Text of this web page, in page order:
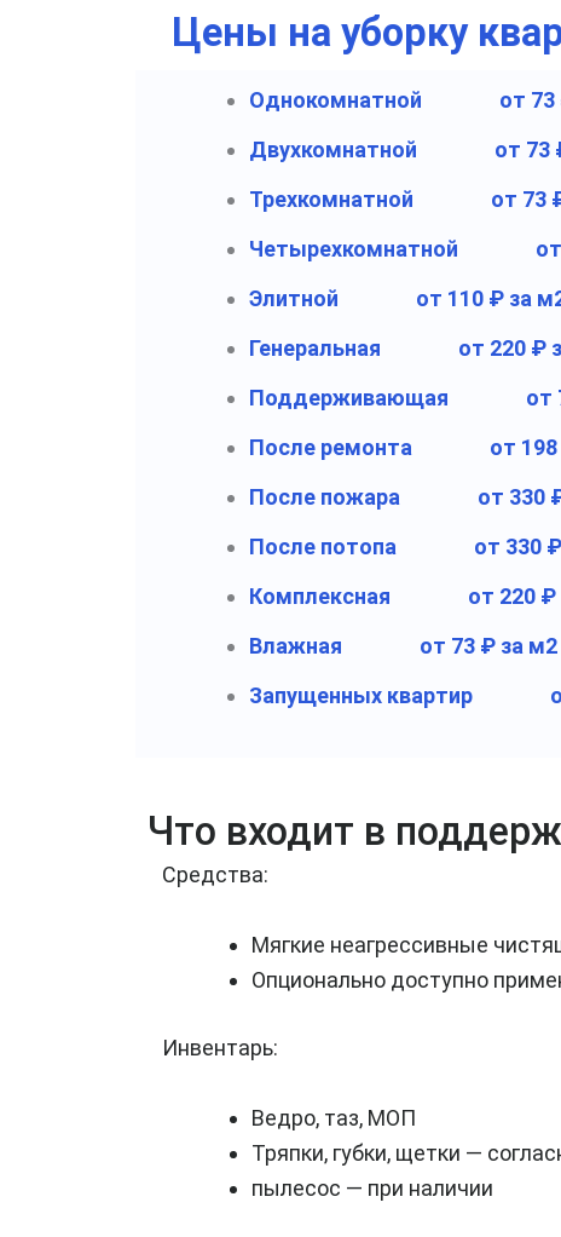
Цены на уборку
Однокомнатной
от
Двухкомнатной
от 73
Трехкомнатной
от 73
Четырехкомнатной
Элитной
от 110 ₽ за
Генеральная
от 220 ₽
Поддерживающая
от
После ремонта
от
После пожара
от 330
После потопа
от 330
Комплексная
от 220
Влажная
от 73 ₽ за м2
Запущенных квартир
Что входит в
Средства:
Мягкие неагрессивные
Опционально доступно
Инвентарь:
Ведро, таз, МОП
Тряпки, губки, щетки —
пылесос — при наличии